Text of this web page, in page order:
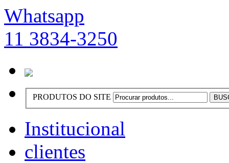
Whatsapp
11 3834-3250
PRODUTOS DO SITE
Institucional
clientes